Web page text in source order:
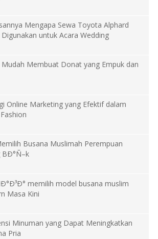
Mengapa Sewa Toyota Alphard
Digunakan untuk Acara Wedding
Mudah Membuat Donat yang Empuk dan
Online Marketing yang Efektif dalam
Busana Muslimah Perempuan
BÐ°Ñ–k
memilih model busana muslim
Masa Kini
Minuman yang Dapat Meningkatkan
Pria